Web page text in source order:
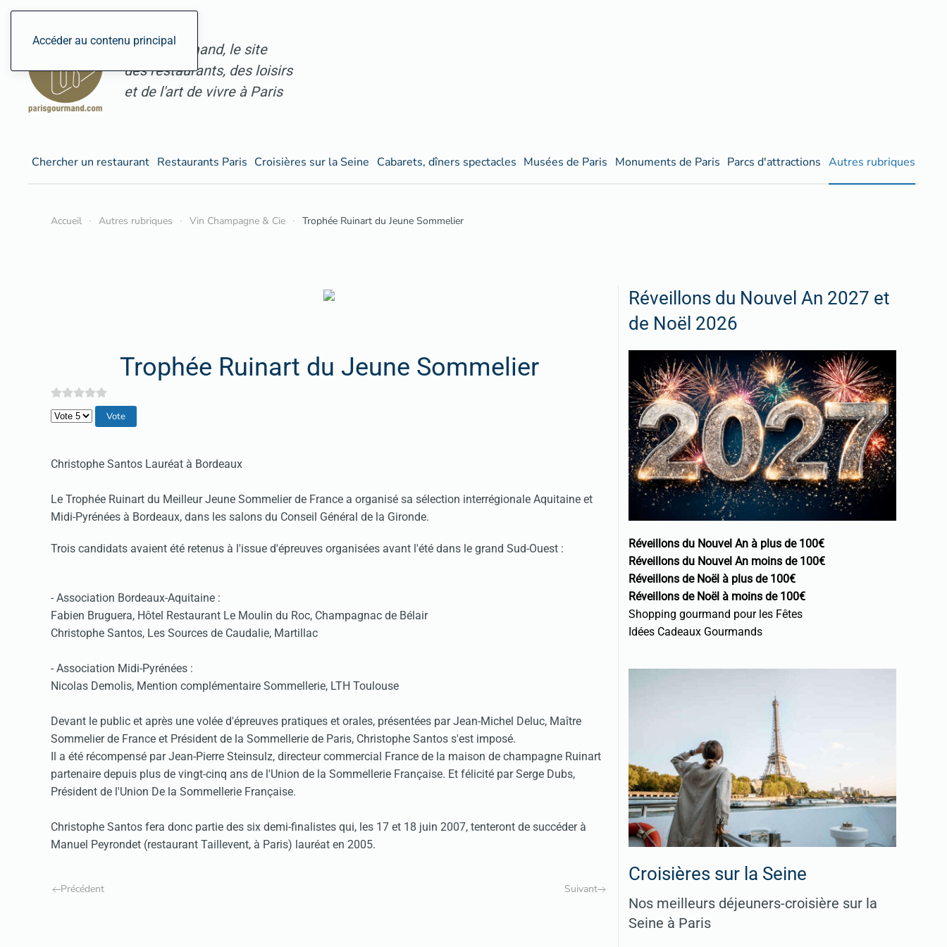
Accéder au contenu principal
ParisGourmand, le site
des restaurants, des loisirs
et de l'art de vivre à Paris
Chercher un restaurant Restaurants Paris Croisières sur la Seine Cabarets, dîners spectacles Musées de Paris Monuments de Paris Parcs d'attractions Autres rubriques
Accueil Autres rubriques Vin Champagne & Cie Trophée Ruinart du Jeune Sommelier
Trophée Ruinart du Jeune Sommelier
Veuillez voter
Christophe Santos Lauréat à Bordeaux
Le Trophée Ruinart du Meilleur Jeune Sommelier de France a organisé sa sélection interrégionale Aquitaine et
Midi-Pyrénées à Bordeaux, dans les salons du Conseil Général de la Gironde.
Trois candidats avaient été retenus à l'issue d'épreuves organisées avant l'été dans le grand Sud-Ouest :
- Association Bordeaux-Aquitaine :
Fabien Bruguera, Hôtel Restaurant Le Moulin du Roc, Champagnac de Bélair
Christophe Santos, Les Sources de Caudalie, Martillac
- Association Midi-Pyrénées :
Nicolas Demolis, Mention complémentaire Sommellerie, LTH Toulouse
Devant le public et après une volée d'épreuves pratiques et orales, présentées par Jean-Michel Deluc, Maître
Sommelier de France et Président de la Sommellerie de Paris, Christophe Santos s'est imposé.
Il a été récompensé par Jean-Pierre Steinsulz, directeur commercial France de la maison de champagne Ruinart
partenaire depuis plus de vingt-cinq ans de l'Union de la Sommellerie Française. Et félicité par Serge Dubs,
Président de l'Union De la Sommellerie Française.
Christophe Santos fera donc partie des six demi-finalistes qui, les 17 et 18 juin 2007, tenteront de succéder à
Manuel Peyrondet (restaurant Taillevent, à Paris) lauréat en 2005.
Précédent Suivant
Réveillons du Nouvel An 2027 et
de Noël 2026
Réveillons du Nouvel An à plus de 100€
Réveillons du Nouvel An moins de 100€
Réveillons de Noël à plus de 100€
Réveillons de Noël à moins de 100€
Shopping gourmand pour les Fêtes
Idées Cadeaux Gourmands
Croisières sur la Seine
Nos meilleurs déjeuners-croisière sur la
Seine à Paris